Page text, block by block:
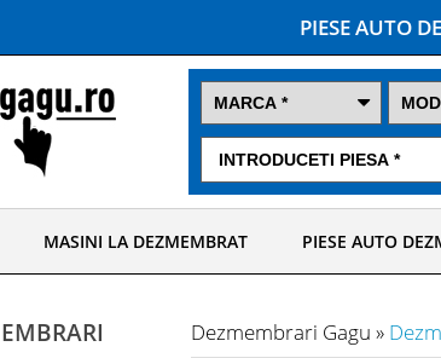
PIESE AUTO
MASINI LA DEZMEMBRAT PIESE AUTO
Dezmembrari Gagu »